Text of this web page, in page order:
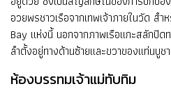
อวยพรชาวเรือจากเทพเจ้าภายในวัด ส
Bay แห่งนี้ นอกจากภาพเรือแกะสลักปิด
ลำตั้งอยู่ทางด้านซ้ายและขวาของแท่นบูชา
ห้องบรรทมเจ้าแม่ทับทิม